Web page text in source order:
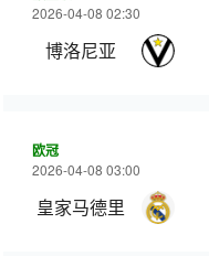
2026-04-08 02:30
博洛尼亚
欧冠
2026-04-08 03:00
皇家马德里